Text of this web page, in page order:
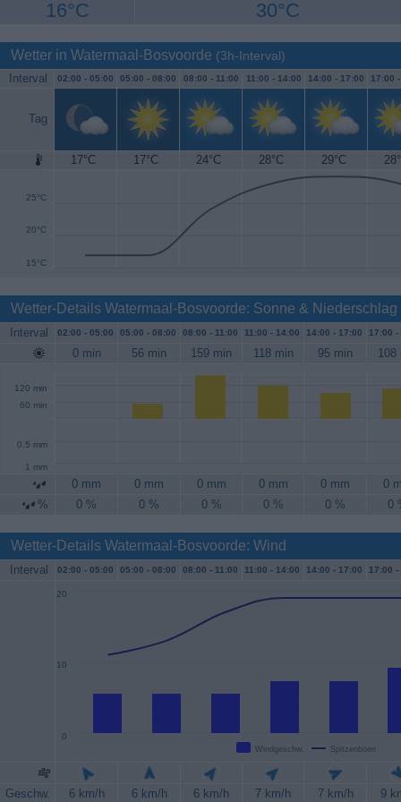
16°C 30°C
Wetter in Watermaal-Bosvoorde (3h-Interval)
Interval 02:00 - 05:00 05:00 - 08:00 08:00 - 11:00 11:00 - 14:00 14:00 - 17:00 17:00
Tag
17°C 17°C 24°C 28°C 29°C
15°C
20°C
25°C
30°C
Wetter-Details Watermaal-Bosvoorde: Sonne & Niederschlag
Interval 02:00 - 05:00 05:00 - 08:00 08:00 - 11:00 11:00 - 14:00 14:00 - 17:00 17:00 -
0 min 56 min 159 min 118 min 95 min 108
60 min
120 min
0.5 mm
1 mm
0 mm 0 mm 0 mm 0 mm 0 mm
0
%
0 % 0 % 0 % 0 % 0 % 0
Wetter-Details Watermaal-Bosvoorde: Wind
Interval 02:00 - 05:00 05:00 - 08:00 08:00 - 11:00 11:00 - 14:00 14:00 - 17:00 17:00 -
Windgeschw. Spitzenböen
0
10
20
Geschw. 6 km/h 6 km/h 6 km/h 7 km/h 7 km/h
9